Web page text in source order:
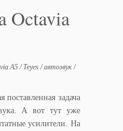
Octavia
A5/ Teyes/автозвук/
задача
А вот тут уже
усилители. На